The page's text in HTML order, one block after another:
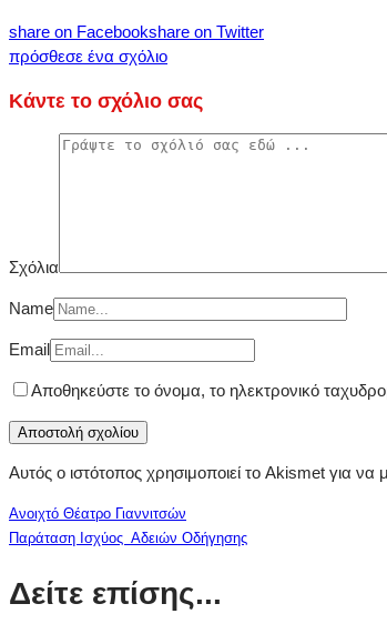
share on Facebookshare on Twitter
πρόσθεσε ένα σχόλιο
Κάντε το σχόλιο σας
Σχόλια
Name
Email
Αποθηκεύστε το όνομα, το ηλεκτρονικό
Αυτός ο ιστότοπος χρησιμοποιεί το Akismet για να
Ανοιχτό Θέατρο Γιαννιτσών
Παράταση Ισχύος Αδειών Οδήγησης
Δείτε επίσης...